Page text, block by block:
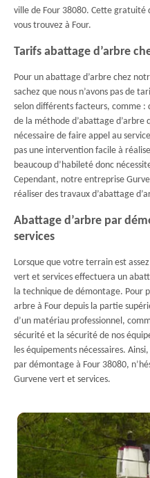
ville de Four 38080. Cette gratuité
vous trouvez à Four.
Tarifs abattage d’arbre
Pour un abattage d’arbre chez
sachez que nous n’avons pas de
selon différents facteurs, comme :
de la méthode d’abattage
nécessaire de faire appel au
pas une intervention facile à
beaucoup d’habileté donc
Cependant, notre entreprise
réaliser des travaux d’abattage
Abattage d’arbre par
services
Lorsque que votre terrain est
vert et services effectuera un
la technique de démontage. Pour
arbre à Four depuis la partie
d’un matériau professionnel,
sécurité et la sécurité de nos
les équipements nécessaires.
par démontage à Four 38080,
Gurvene vert et services.